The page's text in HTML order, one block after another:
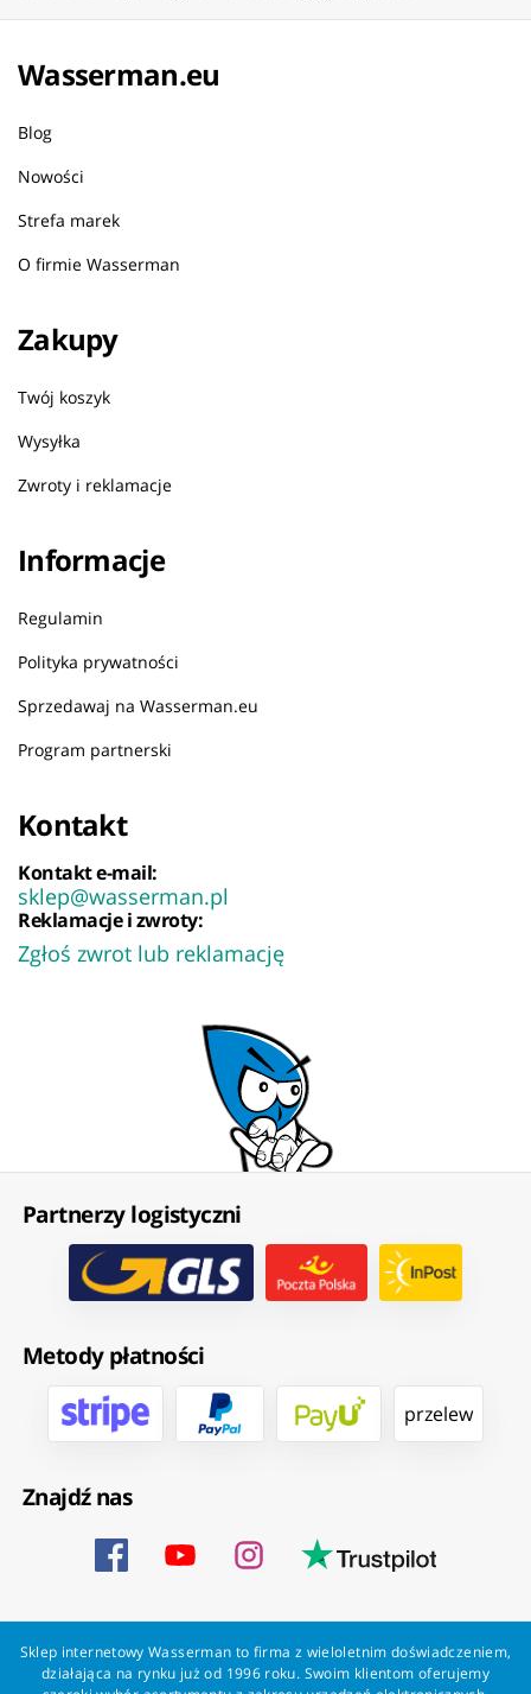
Wasserman.eu
Blog
Nowości
Strefa marek
O firmie Wasserman
Zakupy
Twój koszyk
Wysyłka
Zwroty i reklamacje
Informacje
Regulamin
Polityka prywatności
Sprzedawaj na Wasserman.eu
Program partnerski
Kontakt
Kontakt e-mail:
sklep@wasserman.pl
Reklamacje i zwroty:
Zgłoś zwrot lub reklamację
Partnerzy logistyczni
Metody płatności
przelew
Znajdź nas
Sklep internetowy Wasserman to firma z wieloletnim doświadczeniem,
działająca na rynku już od 1996 roku. Swoim klientom oferujemy